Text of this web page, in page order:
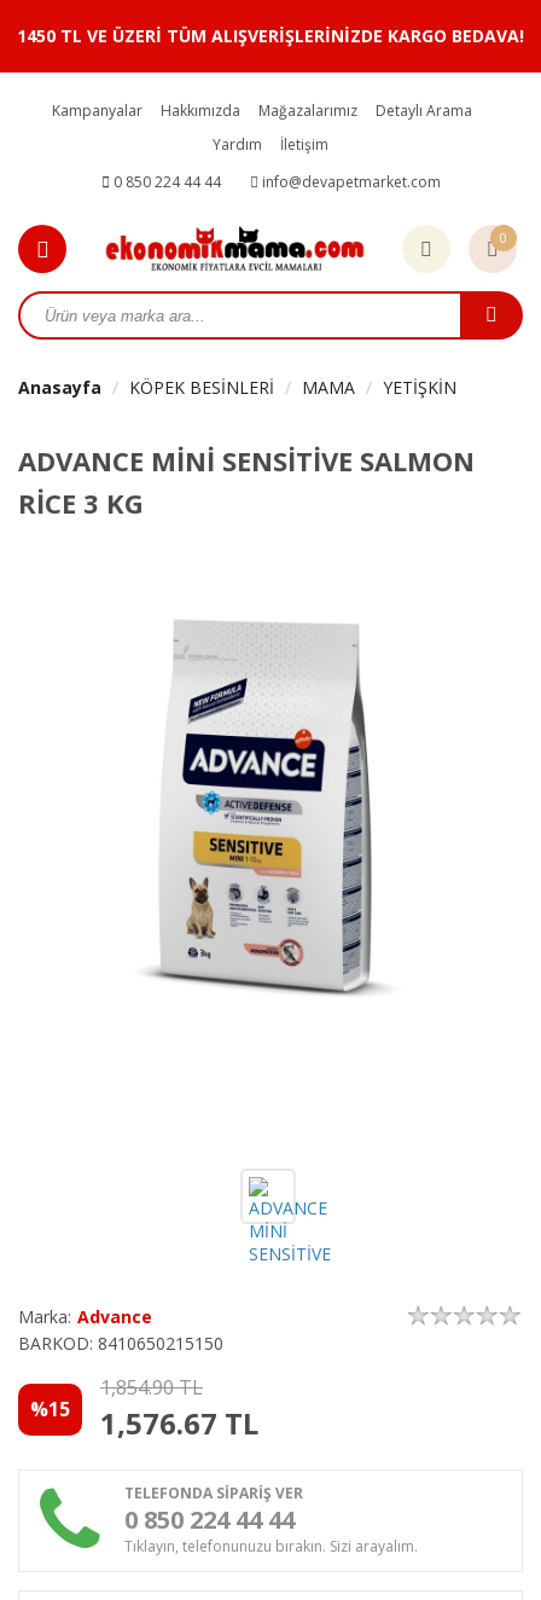
1450 TL VE ÜZERİ TÜM ALIŞVERİŞLERİNİZDE KARGO BEDAVA!
Kampanyalar Hakkımızda Mağazalarımız
Detaylı Arama
Yardım
İletişim
0 850 224 44 44
info@devapetmarket.com
0
Anasayfa KÖPEK BESİNLERİ MAMA YETİŞKİN
ADVANCE MİNİ SENSİTİVE SALMON
RİCE 3 KG
Marka: Advance
BARKOD: 8410650215150
%15
1,854.90 TL
1,576.67 TL
TELEFONDA SİPARİŞ VER
0 850 224 44 44
Tıklayın, telefonunuzu bırakın. Sizi arayalım.